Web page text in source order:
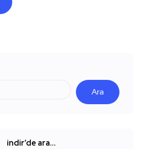
Ara
indir’de ara…